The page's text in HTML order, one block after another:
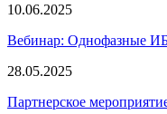
10.06.2025
Вебинар: Однофазные
28.05.2025
Партнерское